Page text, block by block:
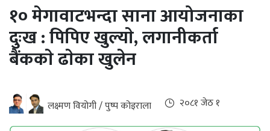
खबर
हरित
हाइड्रोजन
सम्पादकीय
१० मेगावाटभन्दा साना आयोजनाका
दुःख : पिपिए खुल्याे, लगानीकर्ता
बैंककाे ढाेका खुलेन
लक्ष्मण वियोगी / पुष्प कोइराला २०८१ जेठ १